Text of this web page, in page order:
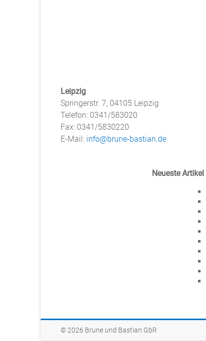
Leipzig
Springerstr. 7, 04105 Leipzig
Telefon: 0341/583020
Fax: 0341/5830220
E-Mail: info@brune-bastian.de
Neueste Artikel
© 2026 Brune und Bastian GbR